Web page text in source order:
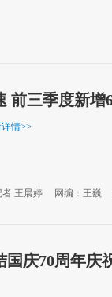
前三季度新增
详情>>
者 王晨婷 网编：王巍
国庆70周年庆